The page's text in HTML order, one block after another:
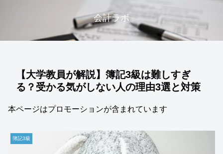
会計ラボ
【大学教員が解説】簿記3級は難しすぎ
る？受かる気がしない人の理由3選と対策
本ページはプロモーションが含まれています
簿記3級